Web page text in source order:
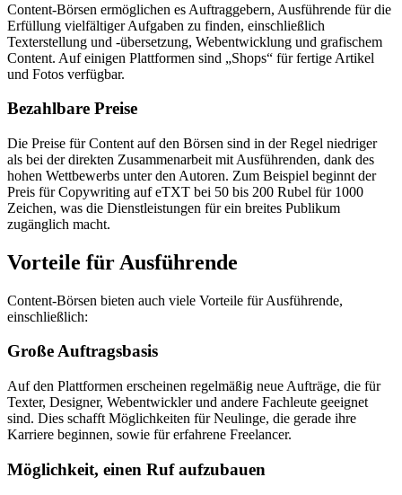
Content-Börsen ermöglichen es Auftraggebern, Ausführende für die
Erfüllung vielfältiger Aufgaben zu finden, einschließlich
Texterstellung und -übersetzung, Webentwicklung und grafischem
Content. Auf einigen Plattformen sind „Shops“ für fertige Artikel
und Fotos verfügbar.
Bezahlbare Preise
Die Preise für Content auf den Börsen sind in der Regel niedriger
als bei der direkten Zusammenarbeit mit Ausführenden, dank des
hohen Wettbewerbs unter den Autoren. Zum Beispiel beginnt der
Preis für Copywriting auf eTXT bei 50 bis 200 Rubel für 1000
Zeichen, was die Dienstleistungen für ein breites Publikum
zugänglich macht.
Vorteile für Ausführende
Content-Börsen bieten auch viele Vorteile für Ausführende,
einschließlich:
Große Auftragsbasis
Auf den Plattformen erscheinen regelmäßig neue Aufträge, die für
Texter, Designer, Webentwickler und andere Fachleute geeignet
sind. Dies schafft Möglichkeiten für Neulinge, die gerade ihre
Karriere beginnen, sowie für erfahrene Freelancer.
Möglichkeit, einen Ruf aufzubauen